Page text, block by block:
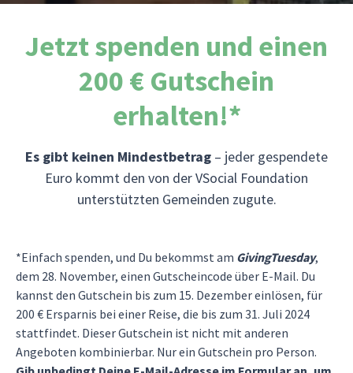
Jetzt spenden und einen
200 € Gutschein
erhalten!*
Es gibt keinen Mindestbetrag – jeder gespendete
Euro kommt den von der VSocial Foundation
unterstützten Gemeinden zugute.
*Einfach spenden, und Du bekommst am GivingTuesday,
dem 28. November, einen Gutscheincode über E-Mail. Du
kannst den Gutschein bis zum 15. Dezember einlösen, für
200 € Ersparnis bei einer Reise, die bis zum 31. Juli 2024
stattfindet. Dieser Gutschein ist nicht mit anderen
Angeboten kombinierbar. Nur ein Gutschein pro Person.